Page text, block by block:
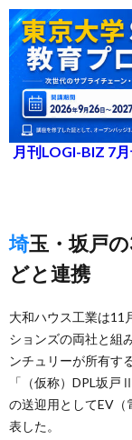
月刊LOGI-BIZ 7
埼玉・坂戸の3物件、東京センチュリーな
どと連携
大和ハウス工業は11
ションズの両社と組
ンチュリーが所有す
「（仮称）DPL坂
の送迎用としてEV
表した。